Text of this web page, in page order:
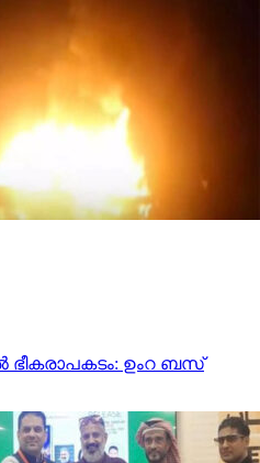
ഭീകരാപകടം: ഉംറ ബസ്